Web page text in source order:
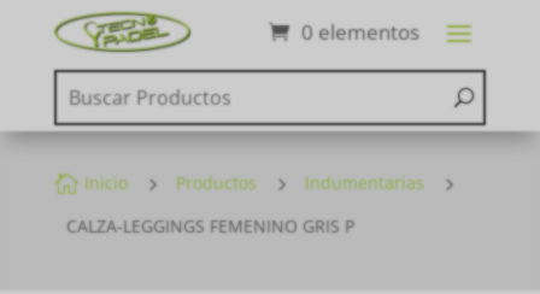
0 elementos
 Inicio 5 Productos 5 Indumentarias 5
CALZA-LEGGINGS FEMENINO GRIS P